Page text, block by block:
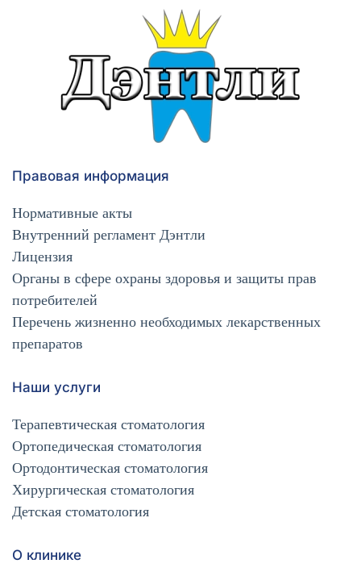
Правовая информация
Нормативные акты
Внутренний регламент Дэнтли
Лицензия
Органы в сфере охраны здоровья и защиты прав
потребителей
Перечень жизненно необходимых лекарственных
препаратов
Наши услуги
Терапевтическая стоматология
Ортопедическая стоматология
Ортодонтическая стоматология
Хирургическая стоматология
Детская стоматология
О клинике